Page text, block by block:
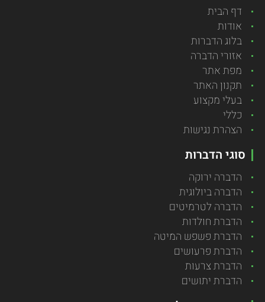
דף הבית
אודות
בלוג הדברות
אזורי הדברה
מפת אתר
תקנון האתר
בעלי מקצוע
כללי
הצהרת נגישות
סוגי הדברות
הדברה ירוקה
הדברה ביולוגית
הדברה לטרמיטים
הדברת חולדות
הדברת פשפש המיטה
הדברת פרעושים
הדברת צרעות
הדברת יתושים